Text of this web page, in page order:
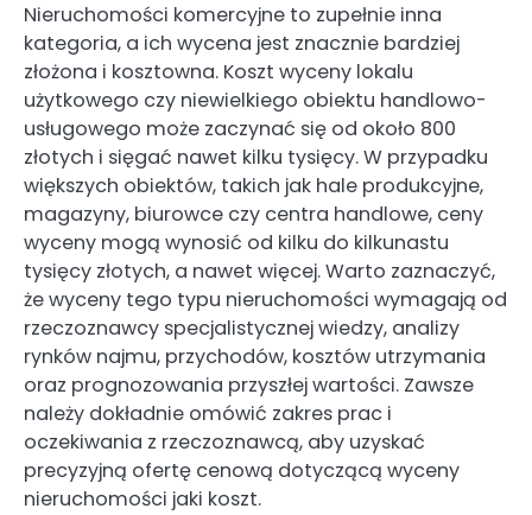
Nieruchomości komercyjne to zupełnie inna
kategoria, a ich wycena jest znacznie bardziej
złożona i kosztowna. Koszt wyceny lokalu
użytkowego czy niewielkiego obiektu handlowo-
usługowego może zaczynać się od około 800
złotych i sięgać nawet kilku tysięcy. W przypadku
większych obiektów, takich jak hale produkcyjne,
magazyny, biurowce czy centra handlowe, ceny
wyceny mogą wynosić od kilku do kilkunastu
tysięcy złotych, a nawet więcej. Warto zaznaczyć,
że wyceny tego typu nieruchomości wymagają od
rzeczoznawcy specjalistycznej wiedzy, analizy
rynków najmu, przychodów, kosztów utrzymania
oraz prognozowania przyszłej wartości. Zawsze
należy dokładnie omówić zakres prac i
oczekiwania z rzeczoznawcą, aby uzyskać
precyzyjną ofertę cenową dotyczącą wyceny
nieruchomości jaki koszt.